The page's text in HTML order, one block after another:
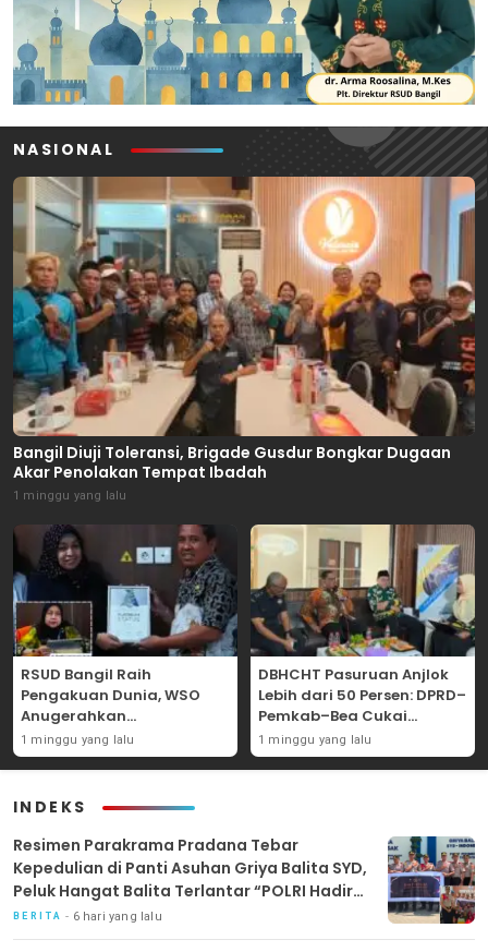
NASIONAL
Bangil Diuji Toleransi, Brigade Gusdur Bongkar Dugaan
Akar Penolakan Tempat Ibadah
1 minggu yang lalu
RSUD Bangil Raih
Pengakuan Dunia, WSO
Anugerahkan
Penghargaan
Internasional untuk
1 minggu yang lalu
DBHCHT Pasuruan Anjlok
Lebih dari 50 Persen: DPRD–
Pemkab–Bea Cukai
Perkuat Perang Melawan
Peredaran Rokok Ilegal
1 minggu yang lalu
INDEKS
Resimen Parakrama Pradana Tebar
Kepedulian di Panti Asuhan Griya Balita SYD,
Peluk Hangat Balita Terlantar “POLRI Hadir
Dengan Hati”
BERITA 6 hari yang lalu